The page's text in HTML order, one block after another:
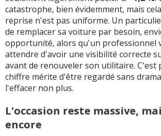
catastrophe, bien évidemment, mais
reprise n'est pas uniforme. Un
de remplacer sa voiture par besoin,
opportunité, alors qu'un professionnel
attendre d'avoir une visibilité correcte
avant de renouveler son utilitaire. C'est
chiffre mérite d'être regardé sans
l'effacer non plus.
L'occasion reste massive,
encore